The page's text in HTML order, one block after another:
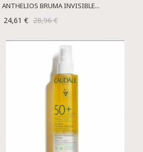
ANTHELIOS BRUMA INVISIBLE...
24,61 € 28,96 €